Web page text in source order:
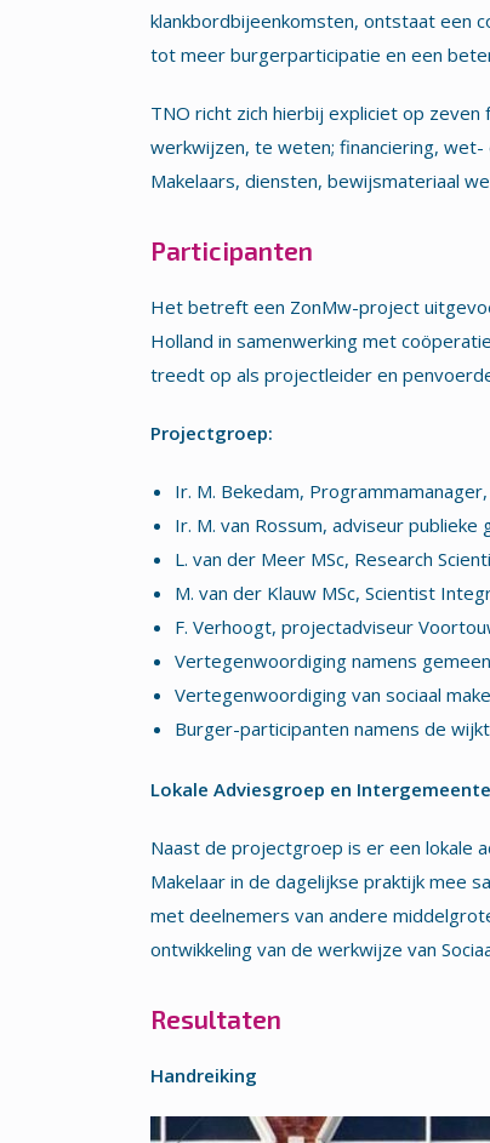
klankbordbijeenkomsten, ontstaat een
tot meer burgerparticipatie en een
TNO richt zich hierbij expliciet op
werkwijzen, te weten; financiering, wet-
Makelaars, diensten, bewijsmateriaal
Participanten
Het betreft een ZonMw-project
Holland in samenwerking met
treedt op als projectleider en
Projectgroep:
Ir. M. Bekedam,
Ir. M. van Rossum, adviseur
L. van der Meer MSc, Research
M. van der Klauw MSc, Scientist
F. Verhoogt, projectadviseur
Vertegenwoordiging namens
Vertegenwoordiging van sociaal
Burger-participanten namens de
Lokale Adviesgroep en
Naast de projectgroep is er een lokale
Makelaar in de dagelijkse praktijk mee
met deelnemers van andere
ontwikkeling van de werkwijze van
Resultaten
Handreiking